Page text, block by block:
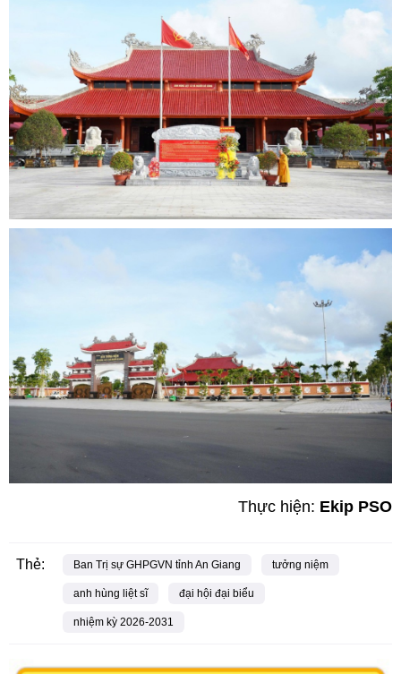
Thực hiện: Ekip PSO
Thẻ: Ban Trị sự GHPGVN tỉnh An Giang tưởng niệm
anh hùng liệt sĩ đại hội đại biểu
nhiệm kỳ 2026-2031